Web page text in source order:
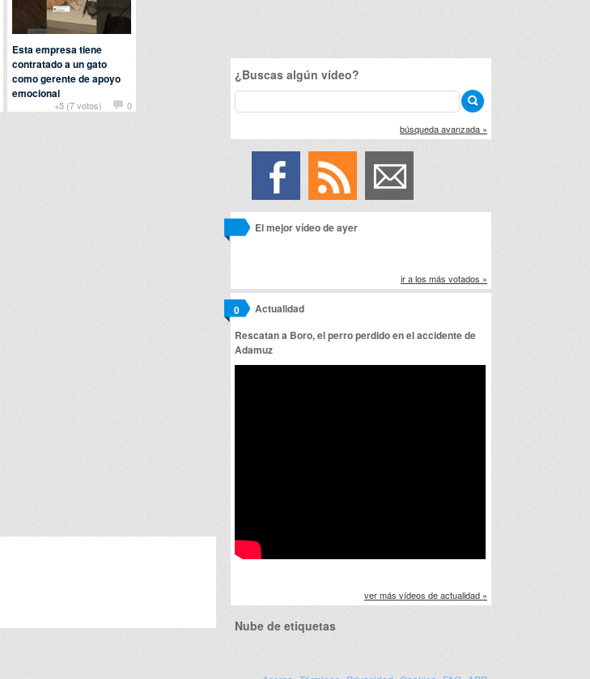
+5 (7 votos) 0
Esta empresa tiene
contratado a un gato
como gerente de apoyo
emocional
PordetrianaenAnimales
¿Buscas algún vídeo?
búsqueda avanzada »
El mejor vídeo de ayer
ir a los más votados »
Actualidad
0
Rescatan a Boro, el perro perdido en el accidente de
Adamuz
ver más vídeos de actualidad »
Nube de etiquetas